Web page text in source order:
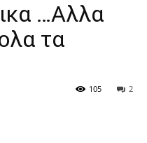
…Αλλα
τα
2
105